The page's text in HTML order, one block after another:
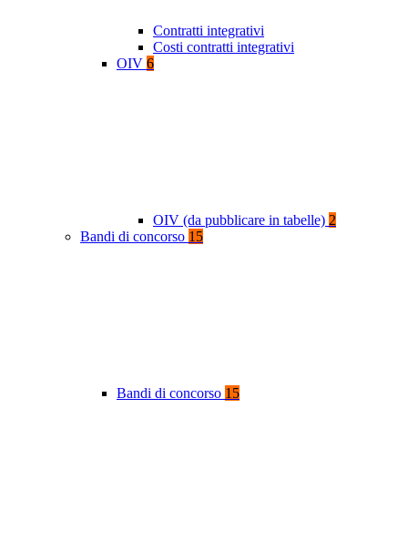
Contratti integrativi
Costi contratti integrativi
OIV 6
OIV (da pubblicare in tabelle) 2
Bandi di concorso 15
Bandi di concorso 15